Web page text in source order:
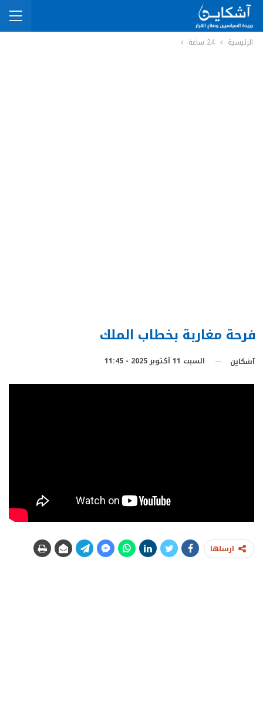
الرئيسية 24 ساعة
فرحة مغاربة بخطاب الملك
آشكاين السبت 11 أكتوبر 2025 - 11:45
ارسلها